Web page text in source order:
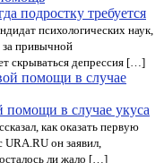
подростку требуется
психологических наук,
за привычной
скрываться депрессия […]
помощи в случае укуса
как оказать первую
он заявил,
ли жало […]